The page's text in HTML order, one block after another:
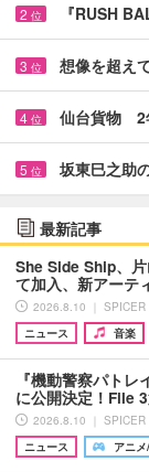
2 位 『RUSH
3 位 想像を超え
4 位 仙台貨物 2
5 位 坂東巳之助
最新記事
She Side Ship、
て加入、新アーテ
2026.8.10 ｜ SPICER
ニュース
音楽
『機動警察パト
に公開決定！File
2026.8.10 ｜ SPICER
ニュース
アニ